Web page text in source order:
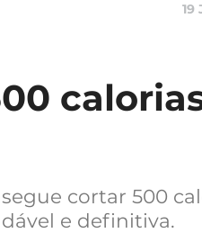
19
cortar 500
e definitiva.